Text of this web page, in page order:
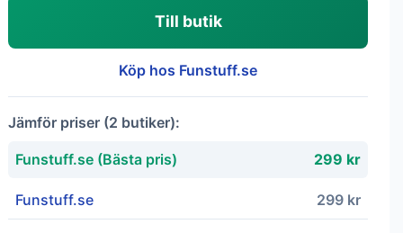
Till butik
Köp hos Funstuff.se
Jämför priser (2 butiker):
Funstuff.se (Bästa pris) 299 kr
Funstuff.se 299 kr